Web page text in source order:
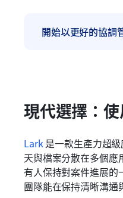
開始以更好的協調
現代選擇：
Lark 是一款生產力超
天與檔案分散在多個
有人保持對案件進展的
團隊能在保持清晰溝通